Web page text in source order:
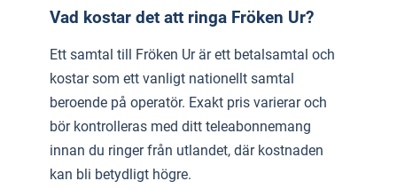
Vad kostar det att ringa Fröken Ur?
Ett samtal till Fröken Ur är ett betalsamtal och
kostar som ett vanligt nationellt samtal
beroende på operatör. Exakt pris varierar och
bör kontrolleras med ditt teleabonnemang
innan du ringer från utlandet, där kostnaden
kan bli betydligt högre.